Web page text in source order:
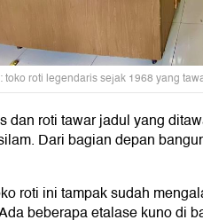
toko roti legendaris sejak 1968 yang
dan roti tawar jadul yang
Dari bagian depan
roti ini tampak sudah
beberapa etalase kuno di